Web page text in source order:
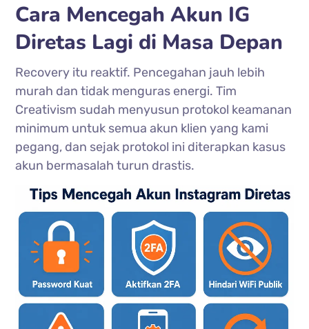
Cara Mencegah Akun IG
Diretas Lagi di Masa Depan
Recovery itu reaktif. Pencegahan jauh lebih
murah dan tidak menguras energi. Tim
Creativism sudah menyusun protokol keamanan
minimum untuk semua akun klien yang kami
pegang, dan sejak protokol ini diterapkan kasus
akun bermasalah turun drastis.